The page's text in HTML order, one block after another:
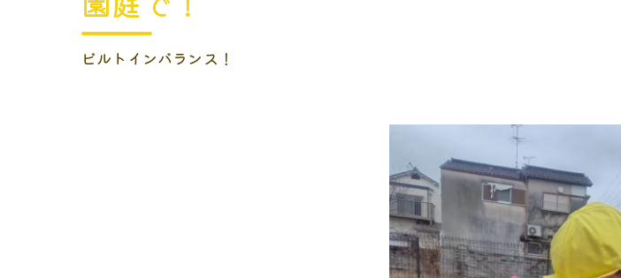
ビルトインバランス！